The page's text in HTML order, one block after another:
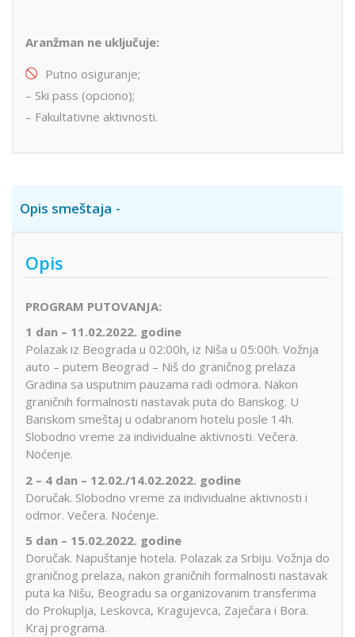
Aranžman ne uključuje:
Putno osiguranje;
– Ski pass (opciono);
– Fakultativne aktivnosti.
Opis smeštaja
Opis
PROGRAM PUTOVANJA:
1 dan – 11.02.2022. godine
Polazak iz Beograda u 02:00h, iz Niša u 05:00h. Vožnja
auto – putem Beograd – Niš do graničnog prelaza
Gradina sa usputnim pauzama radi odmora. Nakon
graničnih formalnosti nastavak puta do Banskog. U
Banskom smeštaj u odabranom hotelu posle 14h.
Slobodno vreme za individualne aktivnosti. Večera.
Noćenje.
2 – 4 dan – 12.02./14.02.2022. godine
Doručak. Slobodno vreme za individualne aktivnosti i
odmor. Večera. Noćenje.
5 dan – 15.02.2022. godine
Doručak. Napuštanje hotela. Polazak za Srbiju. Vožnja do
graničnog prelaza, nakon graničnih formalnosti nastavak
puta ka Nišu, Beogradu sa organizovanim transferima
do Prokuplja, Leskovca, Kragujevca, Zaječara i Bora.
Kraj programa.